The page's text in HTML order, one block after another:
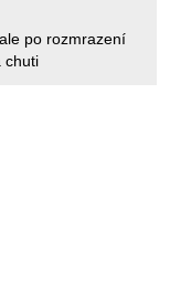
po rozmrazení
chuti